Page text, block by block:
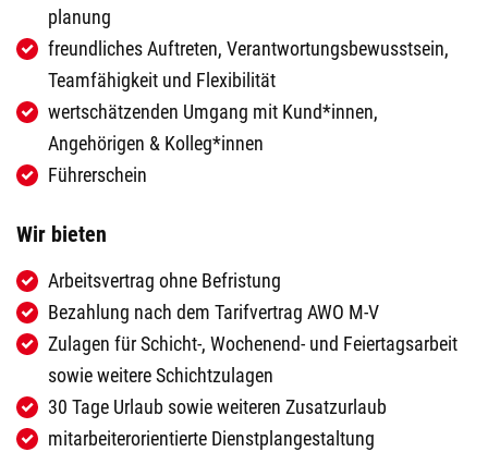
planung
freundliches Auftreten, Verantwortungsbewusstsein,
Teamfähigkeit und Flexibilität
wertschätzenden Umgang mit Kund*innen,
Angehörigen & Kolleg*innen
Führerschein
Wir bieten
Arbeitsvertrag ohne Befristung
Bezahlung nach dem Tarifvertrag AWO M-V
Zulagen für Schicht-, Wochenend- und Feiertagsarbeit
sowie weitere Schichtzulagen
30 Tage Urlaub sowie weiteren Zusatzurlaub
mitarbeiterorientierte Dienstplangestaltung